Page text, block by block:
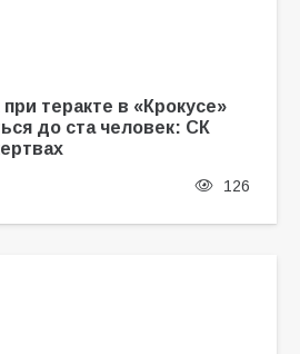
теракте в «Крокусе»
до ста человек: СК
126